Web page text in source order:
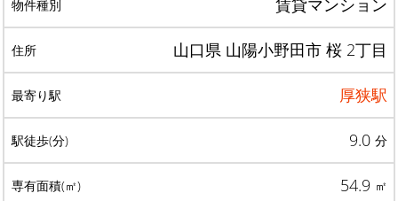
賃貸マンション
山口県 山陽小野田市 桜 2丁目
厚狭駅
9.0 分
54.9 ㎡